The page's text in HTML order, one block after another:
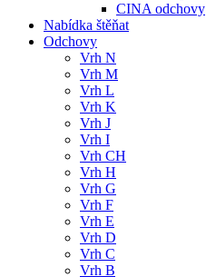
CINA odchovy
Nabídka štěňat
Odchovy
Vrh N
Vrh M
Vrh L
Vrh K
Vrh J
Vrh I
Vrh CH
Vrh H
Vrh G
Vrh F
Vrh E
Vrh D
Vrh C
Vrh B